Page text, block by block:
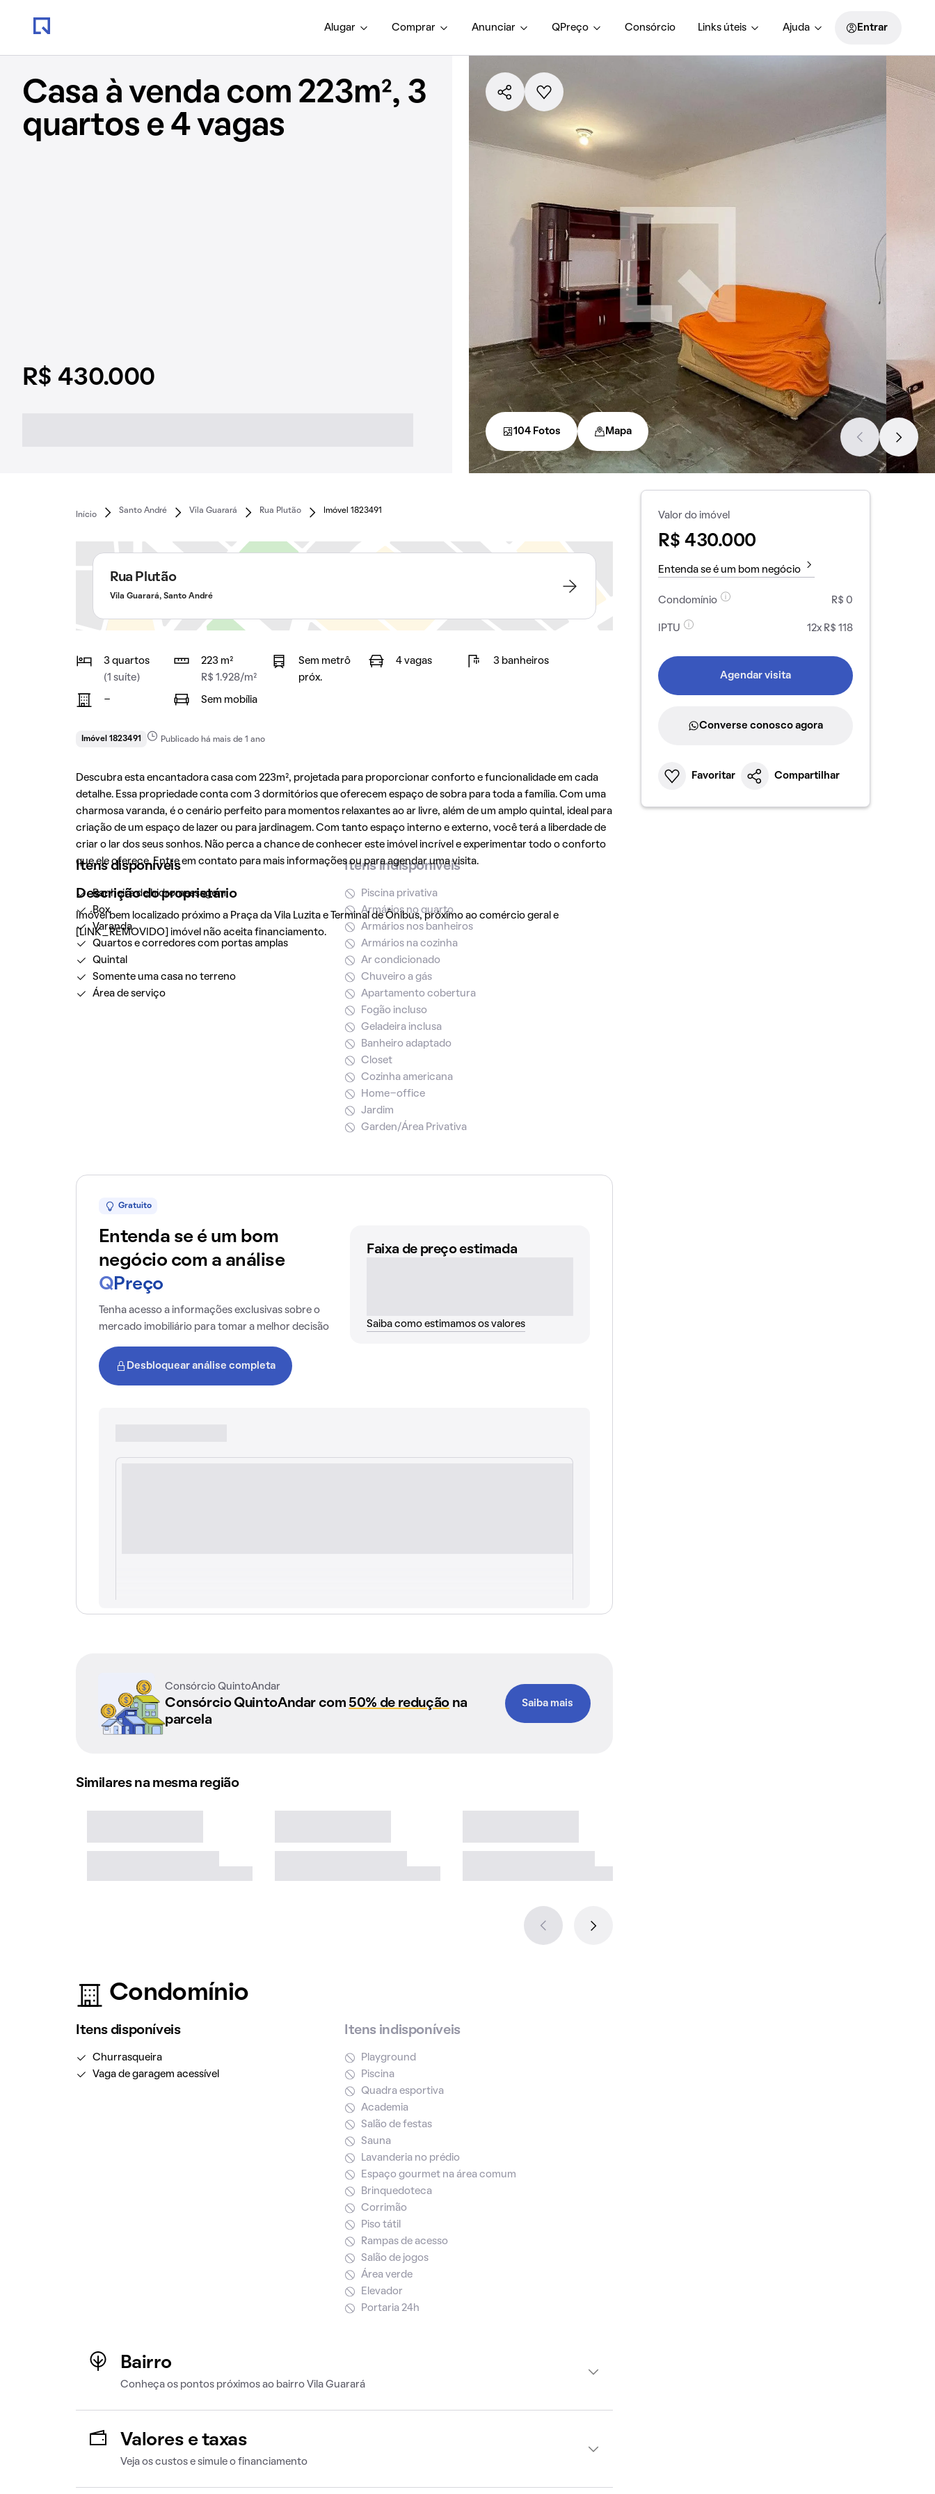
Alugar Comprar Anunciar QPreço Consórcio Links úteis Ajuda Entrar
Casa à venda com 223m², 3
quartos e 4 vagas
R$ 430.000
104 Fotos Mapa
Início
Santo André Vila Guarará Rua Plutão Imóvel 1823491
Rua Plutão
Vila Guarará, Santo André
3 quartos
(1 suíte)
223 m²
R$ 1.928/m²
Sem metrô
próx.
4 vagas 3 banheiros
- Sem mobília
Imóvel 1823491 Publicado há mais de 1 ano
Descubra esta encantadora casa com 223m², projetada para proporcionar conforto e funcionalidade em cada
detalhe. Essa propriedade conta com 3 dormitórios que oferecem espaço de sobra para toda a família. Com uma
charmosa varanda, é o cenário perfeito para momentos relaxantes ao ar livre, além de um amplo quintal, ideal para
criação de um espaço de lazer ou para jardinagem. Com tanto espaço interno e externo, você terá a liberdade de
criar o lar dos seus sonhos. Não perca a chance de conhecer este imóvel incrível e experimentar todo o conforto
que ele oferece. Entre em contato para mais informações ou para agendar uma visita.
Descrição do proprietário
Imóvel bem localizado próximo a Praça da Vila Luzita e Terminal de Ônibus, próximo ao comércio geral e
[LINK_REMOVIDO] imóvel não aceita financiamento.
Itens disponíveis
Banheira de hidromassagem
Box
Varanda
Quartos e corredores com portas amplas
Quintal
Somente uma casa no terreno
Área de serviço
Itens indisponíveis
Piscina privativa
Armários no quarto
Armários nos banheiros
Armários na cozinha
Ar condicionado
Chuveiro a gás
Apartamento cobertura
Fogão incluso
Geladeira inclusa
Banheiro adaptado
Closet
Cozinha americana
Home-office
Jardim
Garden/Área Privativa
Gratuito
Entenda se é um bom
negócio com a análise
Q Preço
Tenha acesso a informações exclusivas sobre o
mercado imobiliário para tomar a melhor decisão
Desbloquear análise completa
Faixa de preço estimada
Saiba como estimamos os valores
Consórcio QuintoAndar
Consórcio QuintoAndar com 50% de reduçãona
parcela
Saiba mais
Similares na mesma região
Condomínio
Itens disponíveis
Churrasqueira
Vaga de garagem acessível
Itens indisponíveis
Playground
Piscina
Quadra esportiva
Academia
Salão de festas
Sauna
Lavanderia no prédio
Espaço gourmet na área comum
Brinquedoteca
Corrimão
Piso tátil
Rampas de acesso
Salão de jogos
Área verde
Elevador
Portaria 24h
Bairro
Conheça os pontos próximos ao bairro Vila Guarará
Valores e taxas
Veja os custos e simule o financiamento
Valor do imóvel
R$ 430.000
Entenda se é um bom negócio
Condomínio R$ 0
IPTU 12x R$ 118
Agendar visita
Converse conosco agora
Favoritar Compartilhar